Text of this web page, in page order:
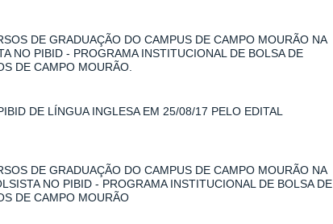
DE GRADUAÇÃO DO CAMPUS DE CAMPO MOURÃO NA
NO PIBID - PROGRAMA INSTITUCIONAL DE BOLSA DE
DE CAMPO MOURÃO.
DE LÍNGUA INGLESA EM 25/08/17 PELO EDITAL
DE GRADUAÇÃO DO CAMPUS DE CAMPO MOURÃO NA
NO PIBID - PROGRAMA INSTITUCIONAL DE BOLSA DE
DE CAMPO MOURÃO